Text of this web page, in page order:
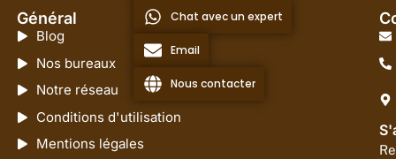
Général
Blog
Nos bureaux
Notre réseau
Conditions d'utilisation
Mentions légales
Chat avec un expert
Email
Nous contacter